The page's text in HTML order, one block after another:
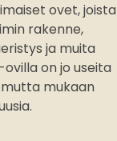
ovet, joista
rakenne,
ja muita
ovilla on jo useita
mutta mukaan